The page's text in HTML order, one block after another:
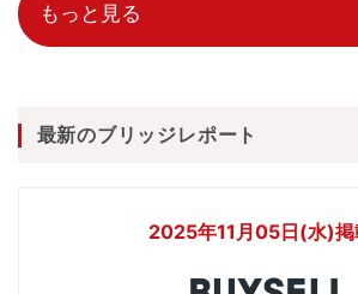
もっと見る
最新のブリッジレポート
2025年11月05日(水)掲